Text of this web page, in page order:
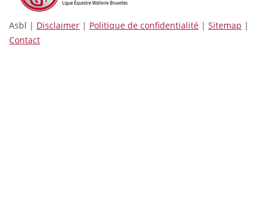
Asbl | Disclaimer | Politique de confidentialité | Sitemap |
Contact